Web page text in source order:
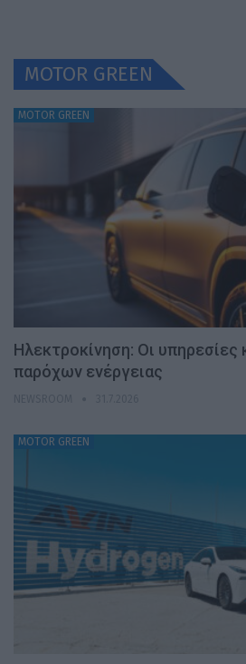
MOTOR GREEN
MOTOR GREEN
Ηλεκτροκίνηση: Οι υπηρεσίες
παρόχων ενέργειας
MOTOR GREEN